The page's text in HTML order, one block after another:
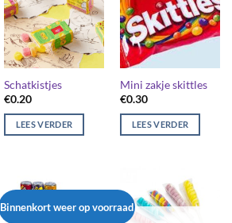
Schatkistjes
€0.20
LEES VERDER
Mini zakje skittles
€0.30
LEES VERDER
Binnenkort weer op voorraad